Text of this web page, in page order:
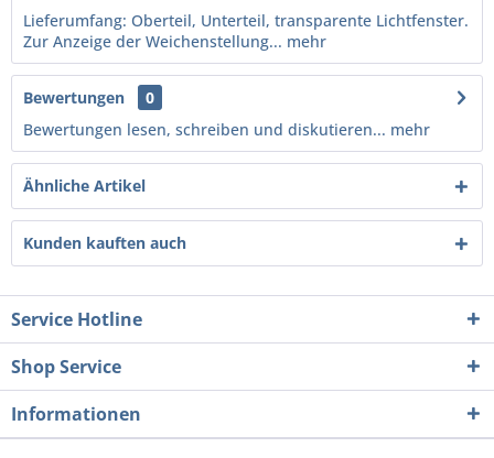
Lieferumfang: Oberteil, Unterteil, transparente Lichtfenster.
Zur Anzeige der Weichenstellung... mehr
Bewertungen
0
Bewertungen lesen, schreiben und diskutieren... mehr
Ähnliche Artikel
Kunden kauften auch
Service Hotline
Shop Service
Informationen